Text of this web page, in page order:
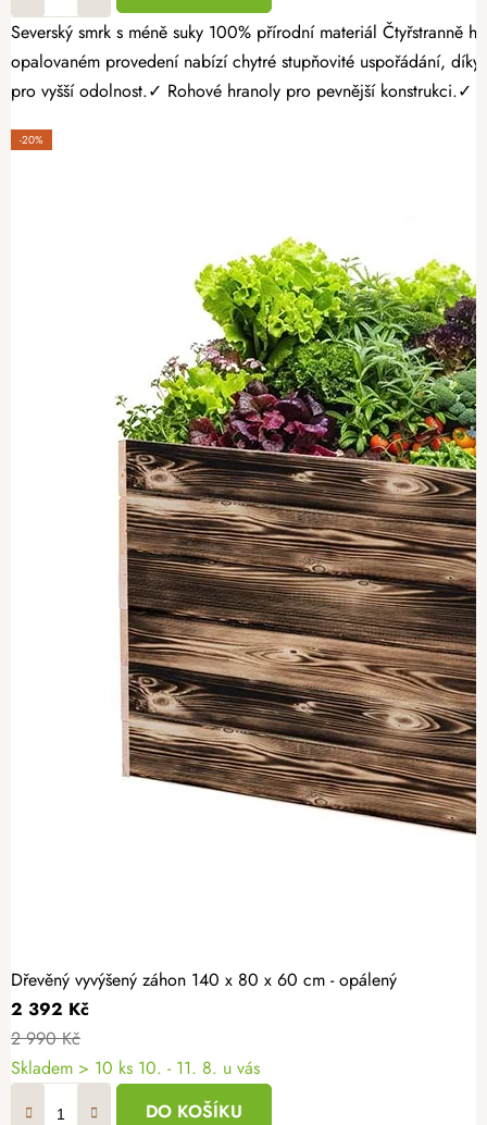
Severský smrk s méně suky 100% přírodní materiál Čtyřstranně hoblovaný masiv Dopřejte své zahradě stylový prvek, který je stejně praktický jako krásný. Patrový dřevěný záhon 120 × 120 × 40 cm v
opalovaném provedení nabízí chytré stupňovité uspořádání,
pro vyšší odolnost.✓ Rohové hranoly pro pevnější konstrukci.✓
-20%
Dřevěný vyvýšený záhon 140 x 80 x 60 cm - opálený
2 392 Kč
2 990 Kč
Skladem > 10 ks 10. - 11. 8. u vás
DO KOŠÍKU